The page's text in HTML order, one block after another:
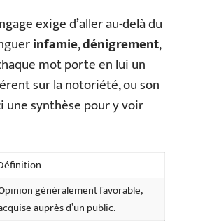
exige d’aller au-delà du
infamie,dénigrement,
mot porte en lui un
sur la notoriété, ou son
une synthèse pour y voir
généralement favorable,
auprès d’un public.